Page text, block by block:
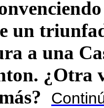
un
a una
¿Otra